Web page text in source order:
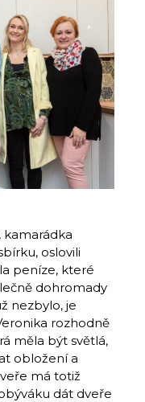
kamarádka
oslovili
peníze, které
dohromady
nezbylo, je
rozhodně
měla být světlá,
obložení a
má totiž
dát dveře